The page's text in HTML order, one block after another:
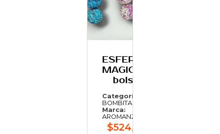
ESFERAS
MAGICAS
bolsa
Categoría:
BOMBITAS
Marca:
AROMANZA
$524,79